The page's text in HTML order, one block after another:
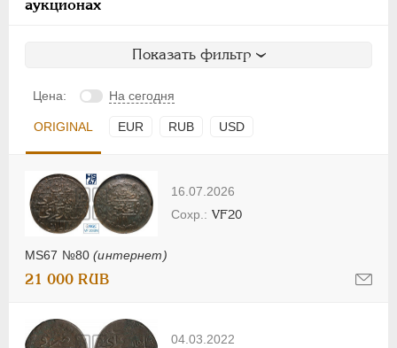
аукционах
Показать фильтр
Цена: На сегодня
ORIGINAL EUR RUB USD
16.07.2026
MS67 №80(интернет)
VF20
21 000 RUB
04.03.2022